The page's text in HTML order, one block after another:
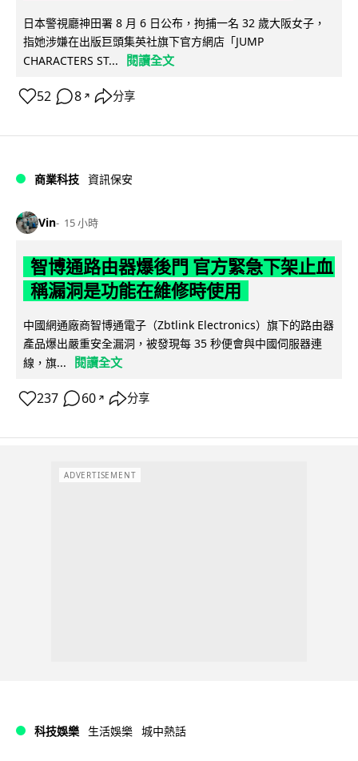
日本警視廳神田署 8 月 6 日公布，拘捕一名 32 歲大阪女子，
指她涉嫌在出版巨頭集英社旗下官方網店「JUMP
CHARACTERS ST...
閱讀全文
52 8 ↗ 分享
商業科技 資訊保安
Vin 15 小時
智博通路由器爆後門 官方緊急下架止血
稱漏洞是功能在維修時使用
中國網通廠商智博通電子（Zbtlink Electronics）旗下的路由器
產品爆出嚴重安全漏洞，被發現每 35 秒便會與中國伺服器連
線，旗...
閱讀全文
237 60 ↗ 分享
ADVERTISEMENT
科技娛樂 生活娛樂 城中熱話